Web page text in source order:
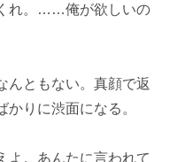
れ。……俺が欲しいの
ともない。真顔で返
りに渋面になる。
よ。あんたに言われて